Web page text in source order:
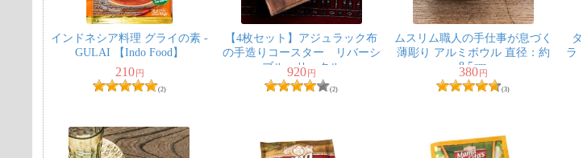
インドネシア料理 グライの素 -
GULAI 【Indo Food】
210円
(2)
【4枚セット】アジュラック布
の手造りコースター リバーシ
ブル サークル
920円
(2)
ムスリム職人の手仕事が息づく
薄彫り アルミボウル 直径：約
8.5cm
380円
(3)
ラ